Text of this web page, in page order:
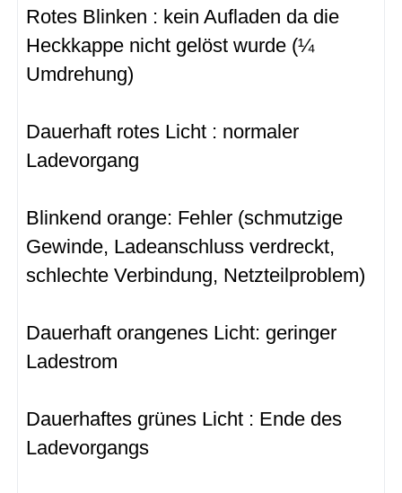
Rotes Blinken : kein Aufladen da die
Heckkappe nicht gelöst wurde (¼
Umdrehung)
Dauerhaft rotes Licht : normaler
Ladevorgang
Blinkend orange: Fehler (schmutzige
Gewinde, Ladeanschluss verdreckt,
schlechte Verbindung, Netzteilproblem)
Dauerhaft orangenes Licht: geringer
Ladestrom
Dauerhaftes grünes Licht : Ende des
Ladevorgangs